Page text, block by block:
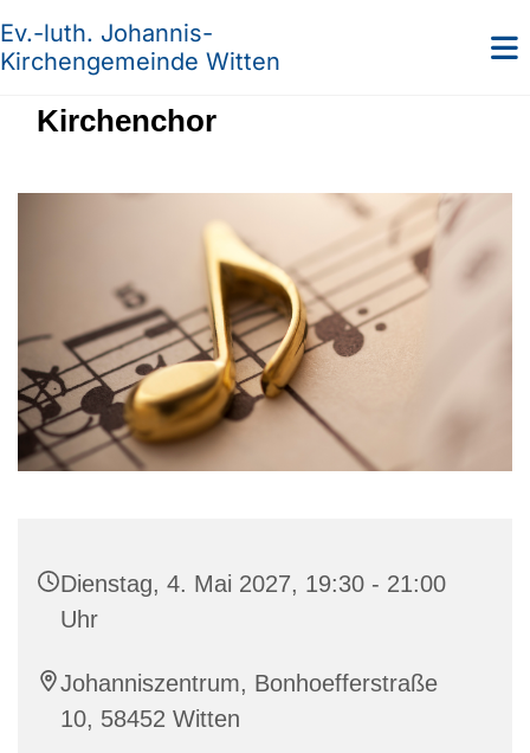
Ev.-luth. Johannis-
Kirchengemeinde Witten
Kirchenchor
Dienstag, 4. Mai 2027, 19:30 - 21:00
Uhr
Johanniszentrum, Bonhoefferstraße
10, 58452 Witten